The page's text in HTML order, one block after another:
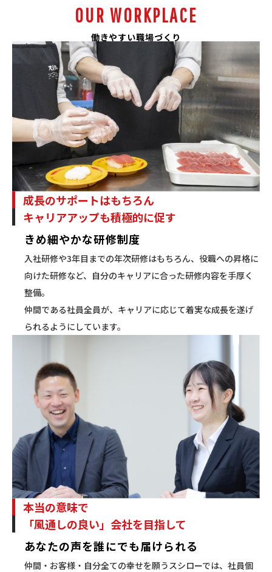
OUR WORKPLACE
働きやすい職場づくり
成長のサポートはもちろん
キャリアアップも積極的に促す
きめ細やかな研修制度
入社研修や3年目までの年次研修はもちろん、役職への昇格に
向けた研修など、自分のキャリアに合った研修内容を手厚く
整備。
仲間である社員全員が、キャリアに応じて着実な成長を遂げ
られるようにしています。
本当の意味で
「風通しの良い」会社を目指して
あなたの声を誰にでも届けられる
仲間・お客様・自分全ての幸せを願うスシローでは、社員個